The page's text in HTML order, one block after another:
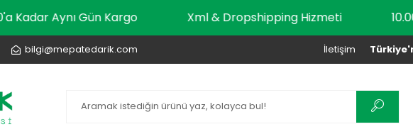
10.00'a Kadar Aynı Gün Kargo Xml & Dropshipping Hizmeti
bilgi@mepatedarik.com İletişim